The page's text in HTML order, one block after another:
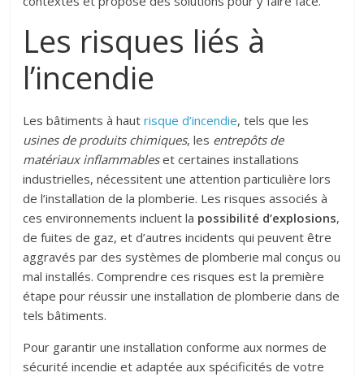
Les risques liés à
l’incendie
Les bâtiments à hautrisque d’incendie, tels que les
usines de produits chimiques, les entrepôts de
matériaux inflammableset certaines installations
industrielles, nécessitent une attention particulière lors
de l’installation de la plomberie. Les risques associés à
ces environnements incluent la possibilité d’explosions,
de fuites de gaz, et d’autres incidents qui peuvent être
aggravés par des systèmes de plomberie mal conçus ou
mal installés. Comprendre ces risques est la première
étape pour réussir une installation de plomberie dans de
tels bâtiments.
Pour garantir une installation conforme aux normes de
sécurité incendie et adaptée aux spécificités de votre